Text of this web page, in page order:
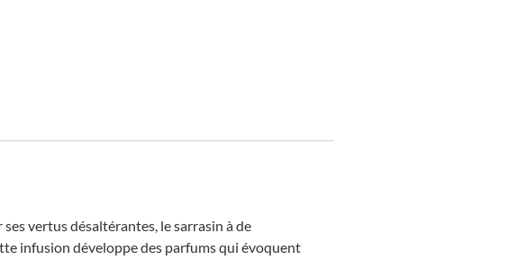
vertus désaltérantes, le sarrasin à de
infusion développe des parfums qui évoquent